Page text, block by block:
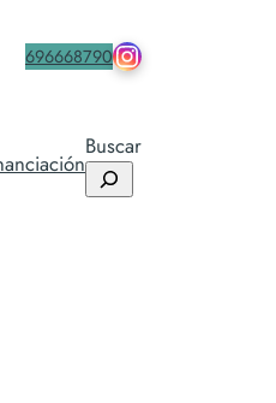
696668790
Buscar